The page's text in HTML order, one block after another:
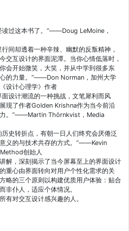
读过这本书了。”——Doug LeMoine，
间却透着一种辛辣、幽默的反叛精神，
交互设计的界面泥潭。当你心情低落时，
会开始微笑，大笑，并从中学到很多东
的力量。”——Don Norman，加州大学
设计心理学》作者
设计潮流的一种挑战，文笔犀利而风
现了作者Golden Krishna作为当今前沿
力。”——Martin Thörnkvist，Media
史转折点，有朝一日人们终究会厌倦泛
义的与技术共存的方式。”——Kevin
创始人
解，深刻揭示了当今屏幕至上的界面设计
重心由界面转向对用户个性化需求的关
略的三个原则以构建优质用户体验：贴合
非仆人，适应个体情况。
有对交互设计感兴趣的人。